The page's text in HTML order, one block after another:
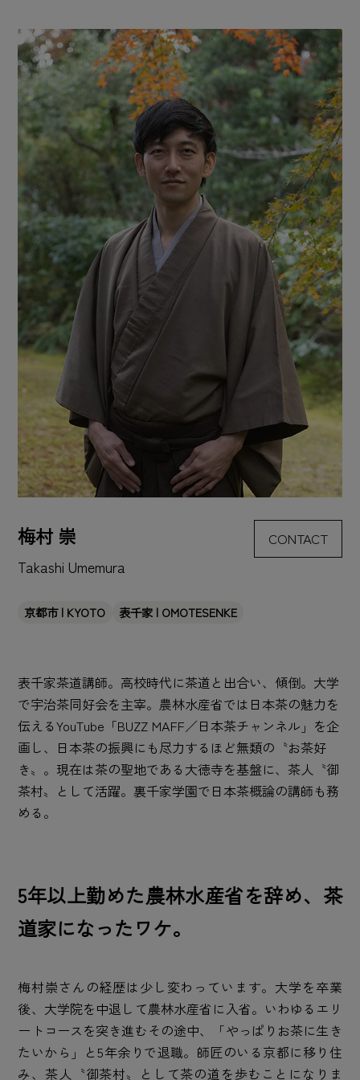
梅村 崇
Takashi Umemura
京都市 | KYOTO 表千家 | OMOTESENKE
表千家茶道講師。高校時代に茶道と出合い、傾倒。大学
で宇治茶同好会を主宰。農林水産省では日本茶の魅力を
伝えるYouTube「BUZZ MAFF／日本茶チャンネル」を企
画し、日本茶の振興にも尽力するほど無類の〝お茶好
き〟。現在は茶の聖地である大徳寺を基盤に、茶人〝御
茶村〟として活躍。裏千家学園で日本茶概論の講師も務
める。
CONTACT
5年以上勤めた農林水産省を辞め、茶
道家になったワケ。
梅村崇さんの経歴は少し変わっています。大学を卒業
後、大学院を中退して農林水産省に入省。いわゆるエリ
ートコースを突き進むその途中、「やっぱりお茶に生き
たいから」と5年余りで退職。師匠のいる京都に移り住
み、茶人〝御茶村〟として茶の道を歩むことになりま